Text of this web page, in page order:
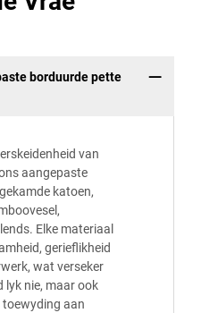
borduurde pette
van
aangepaste
katoen,
Elke materiaal
gerieflikheid
wat verseker
lyk nie, maar ook
toewyding aan